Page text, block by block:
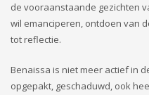
de vooraanstaande gezichten
wil emanciperen, ontdoen van
tot reflectie.
Benaissa is niet meer actief in
opgepakt, geschaduwd, ook